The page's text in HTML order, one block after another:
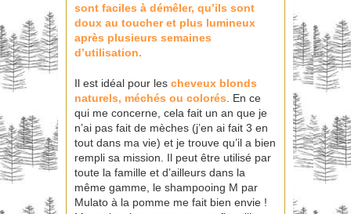
sont faciles à démêler, qu’ils sont
doux au toucher et plus lumineux
après plusieurs semaines
d’utilisation.
Il est idéal pour les cheveux blonds
naturels, méchés ou colorés . En ce
qui me concerne, cela fait un an que je
n’ai pas fait de mèches (j’en ai fait 3 en
tout dans ma vie) et je trouve qu’il a bien
rempli sa mission. Il peut être utilisé par
toute la famille et d’ailleurs dans la
même gamme, le shampooing M par
Mulato à la pomme me fait bien envie !